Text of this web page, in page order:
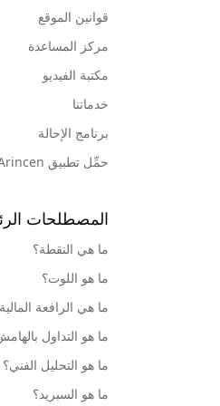
قوانين الموقع
مركز المساعدة
مكتبة الفيديو
خدماتنا
برنامج الإحالة
حمِّل تطبيق Arincen
المصطلحات
ما هي النقطة؟
ما هو اللوت؟
ما هي الرافعة
ما هو التداول
ما هو التحليل الفني؟
ما هو السبريد؟